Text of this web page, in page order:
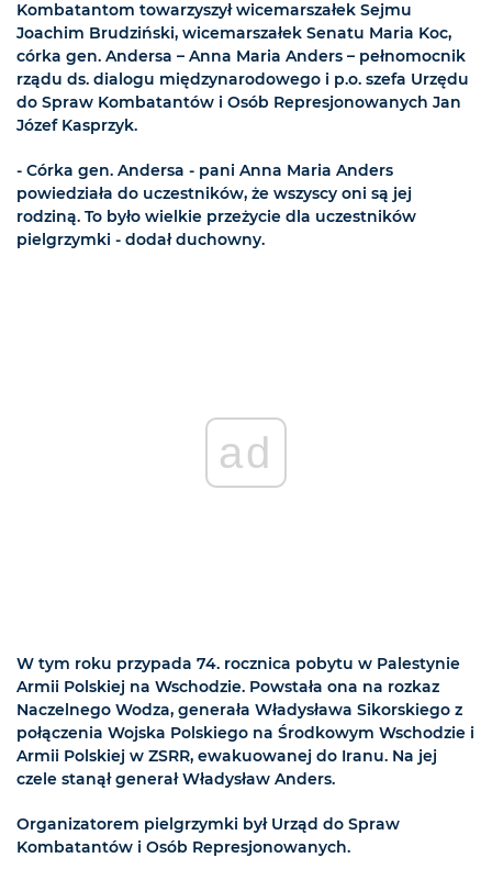
Kombatantom towarzyszył wicemarszałek Sejmu
Joachim Brudziński, wicemarszałek Senatu Maria Koc,
córka gen. Andersa – Anna Maria Anders – pełnomocnik
rządu ds. dialogu międzynarodowego i p.o. szefa Urzędu
do Spraw Kombatantów i Osób Represjonowanych Jan
Józef Kasprzyk.
- Córka gen. Andersa - pani Anna Maria Anders
powiedziała do uczestników, że wszyscy oni są jej
rodziną. To było wielkie przeżycie dla uczestników
pielgrzymki - dodał duchowny.
ad
W tym roku przypada 74. rocznica pobytu w Palestynie
Armii Polskiej na Wschodzie. Powstała ona na rozkaz
Naczelnego Wodza, generała Władysława Sikorskiego z
połączenia Wojska Polskiego na Środkowym Wschodzie i
Armii Polskiej w ZSRR, ewakuowanej do Iranu. Na jej
czele stanął generał Władysław Anders.
Organizatorem pielgrzymki był Urząd do Spraw
Kombatantów i Osób Represjonowanych.